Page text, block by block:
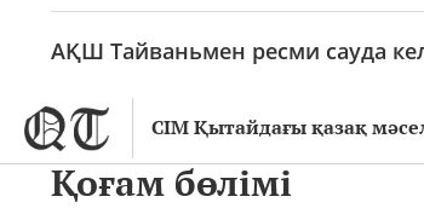
СІМ Қытайдағы қазақ
АҚШ Тайваньмен ресми сауда
Қоғам бөлімі